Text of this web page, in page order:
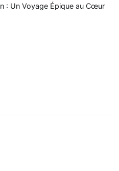
: Un Voyage Épique au Cœur